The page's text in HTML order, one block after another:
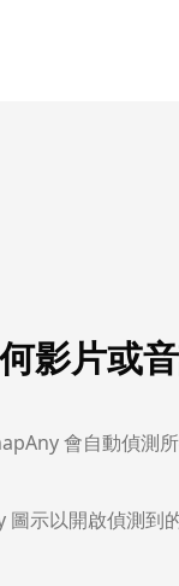
影片或
會自動偵測所
示以開啟偵測到